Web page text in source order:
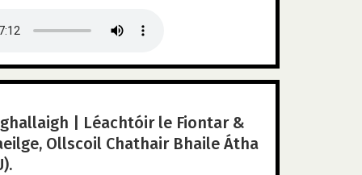
| Léachtóir le Fiontar &
Ollscoil Chathair Bhaile Átha